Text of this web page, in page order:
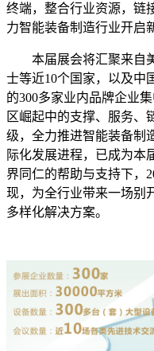
终端，整合行业资源，链
力智能装备制造行业开启
本届展会将汇聚来自
士等近10个国家，以及中
的300多家业内品牌企业
区崛起中的支撑、服务、
级，全力推进智能装备制
际化发展进程，已成为本
界同仁的帮助与支持下，
现，为全行业带来一场别
多样化解决方案。